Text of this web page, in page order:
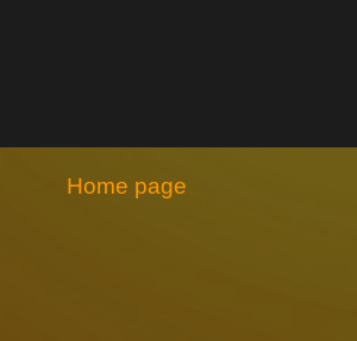
Home page